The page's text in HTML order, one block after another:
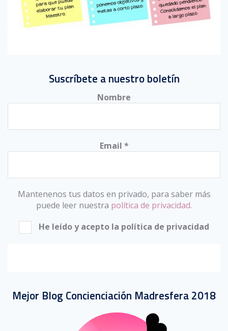
Suscríbete a nuestro boletín
Nombre
Email *
Mantenenos tus datos en privado, para saber más
puede leer nuestra política de privacidad.
He leído y acepto la política de privacidad
Mejor Blog Concienciación Madresfera 2018